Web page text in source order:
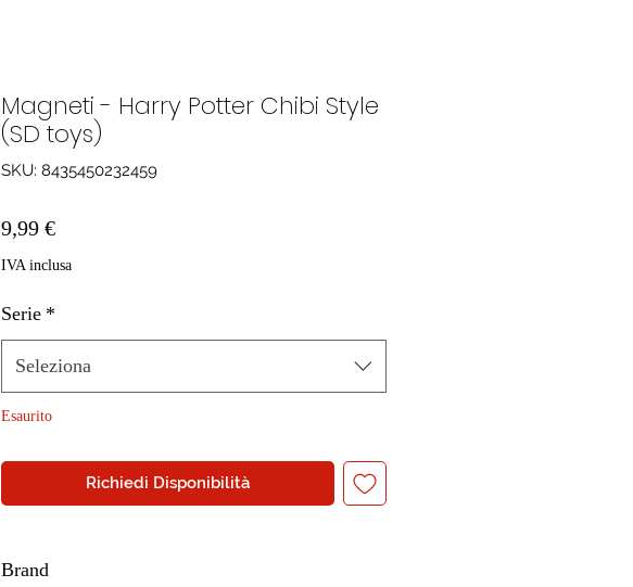
Magneti - Harry Potter Chibi Style
(SD toys)
SKU: 8435450232459
9,99 €Prezzo
IVA inclusa
Serie *
Seleziona
Esaurito
Richiedi Disponibilità
Brand